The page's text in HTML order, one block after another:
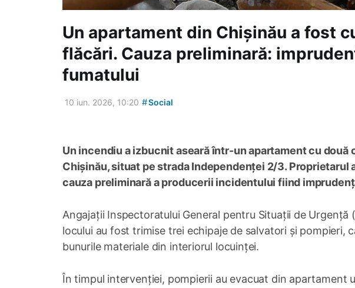
Un apartament din Chișinău a fost
flăcări. Cauza preliminară:
fumatului
10 iun. 2026, 10:20 #Social
Un incendiu a izbucnit aseară într-un apartament cu
Chișinău, situat pe strada Independenței 2/3. Proprietarul
cauza preliminară a producerii incidentului fiind
Angajații Inspectoratului General pentru Situații de Urgență
locului au fost trimise trei echipaje de salvatori și
bunurile materiale din interiorul locuinței.
În timpul intervenției, pompierii au evacuat din apartament